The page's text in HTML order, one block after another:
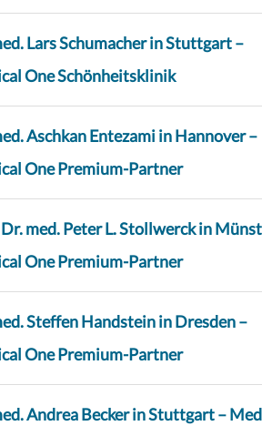
Lars Schumacher in Stuttgart –
One Schönheitsklinik
Aschkan Entezami in Hannover –
One Premium-Partner
med. Peter L. Stollwerck in
One Premium-Partner
Steffen Handstein in Dresden –
One Premium-Partner
Andrea Becker in Stuttgart –